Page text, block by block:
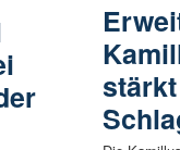
stärkt